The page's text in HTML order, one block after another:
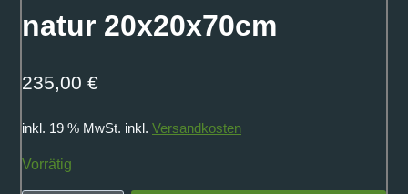
natur 20x20x70cm
235,00 €
inkl. 19 % MwSt. inkl. Versandkosten
Vorrätig